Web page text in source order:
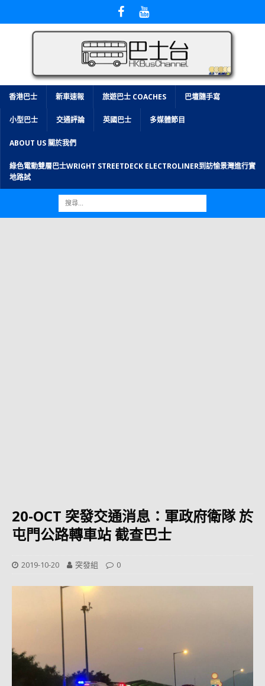
香港巴士 新車速報 旅遊巴士 COACHES 巴壇隨手寫
小型巴士 交通評論 英國巴士 多媒體節目
ABOUT US 關於我們
綠色電動雙層巴士WRIGHT STREETDECK ELECTROLINER到訪愉景灣進行實
地路試
20-OCT 突發交通消息：軍政府衛隊 於
屯門公路轉車站 截查巴士
2019-10-20 突發組 0